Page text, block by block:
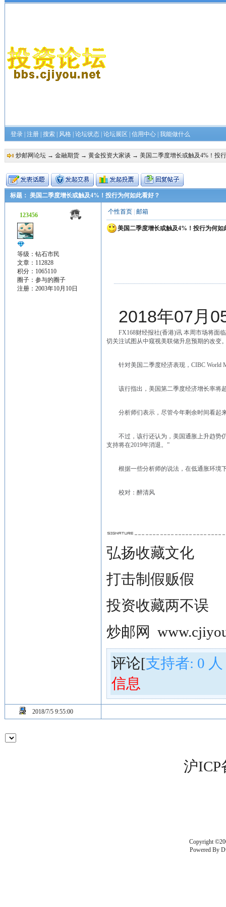
登录| 注册| 搜索| 风格| 论坛状态| 论坛展区 信用中心| 我能做什么
炒邮网论坛→ 金融期货→ 黄金投资大家谈 → 美国二季度增长或触及4%！投
标题： 美国二季度增长或触及4%！投行为何如此看好？
123456
等级：钻石市民
文章：112828
积分：1065110
圈子： 参与的圈子
注册：2003年10月10日
个性首页| 邮箱
美国二季度增长或触及4%！投行为何如
2018年07月
FX168财经报社(香港)讯 本周市场将面
切关注试图从中窥视美联储升息预期的改变
针对美国二季度经济表现，CIBC World
该行指出，美国第二季度经济增长率将
分析师们表示，尽管今年剩余时间看起
不过，该行还认为，美国通胀上升趋势
支持将在2019年消退。”
根据一些分析师的说法，在低通胀环境
校对：醉清风
弘扬收藏文化
打击制假贩假
投资收藏两不误
炒邮网
评论[支持者: 0 人
信息
2018/7/5 9:55:00
沪ICP
Copyright
Powered By